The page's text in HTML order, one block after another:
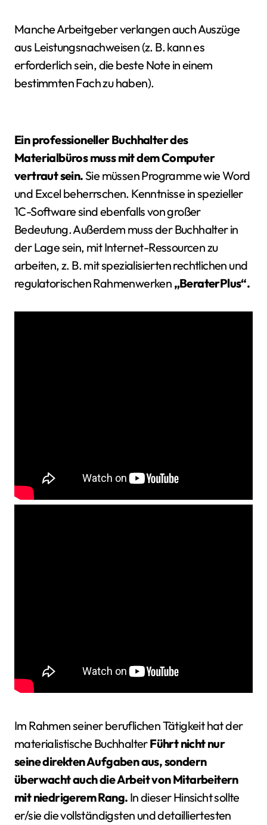
Manche Arbeitgeber verlangen auch Auszüge
aus Leistungsnachweisen (z. B. kann es
erforderlich sein, die beste Note in einem
bestimmten Fach zu haben).
Ein professioneller Buchhalter des
Materialbüros muss mit dem Computer
vertraut sein.Sie müssen Programme wie Word
und Excel beherrschen. Kenntnisse in spezieller
1C-Software sind ebenfalls von großer
Bedeutung. Außerdem muss der Buchhalter in
der Lage sein, mit Internet-Ressourcen zu
arbeiten, z. B. mit spezialisierten rechtlichen und
regulatorischen Rahmenwerken „BeraterPlus“.
Im Rahmen seiner beruflichen Tätigkeit hat der
materialistische BuchhalterFührt nicht nur
seine direkten Aufgaben aus, sondern
überwacht auch die Arbeit von Mitarbeitern
mit niedrigerem Rang. In dieser Hinsicht sollte
er/sie die vollständigsten und detailliertesten